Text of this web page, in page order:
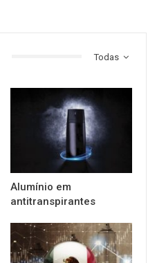
Todas
Alumínio em
antitranspirantes